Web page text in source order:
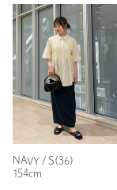
年代： 40代後半
身長：160cm
普段の着用サイズ：
6人が参考になった
参考になった
NAVY / S(36)
154cm